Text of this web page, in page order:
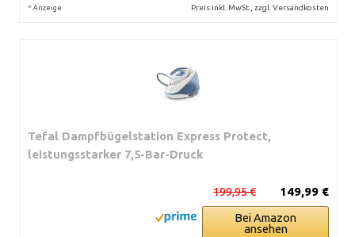
* Anzeige Preis inkl. MwSt., zzgl. Versandkosten
Tefal Dampfbügelstation Express Protect,
leistungsstarker 7,5-Bar-Druck
149,99 €
199,95 €
Bei Amazon
ansehen